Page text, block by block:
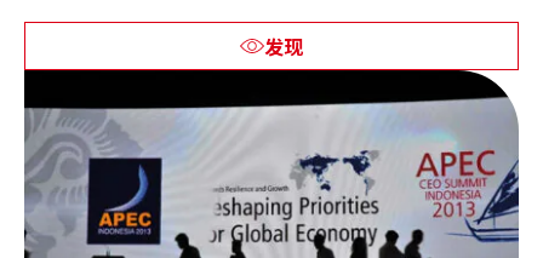
发现